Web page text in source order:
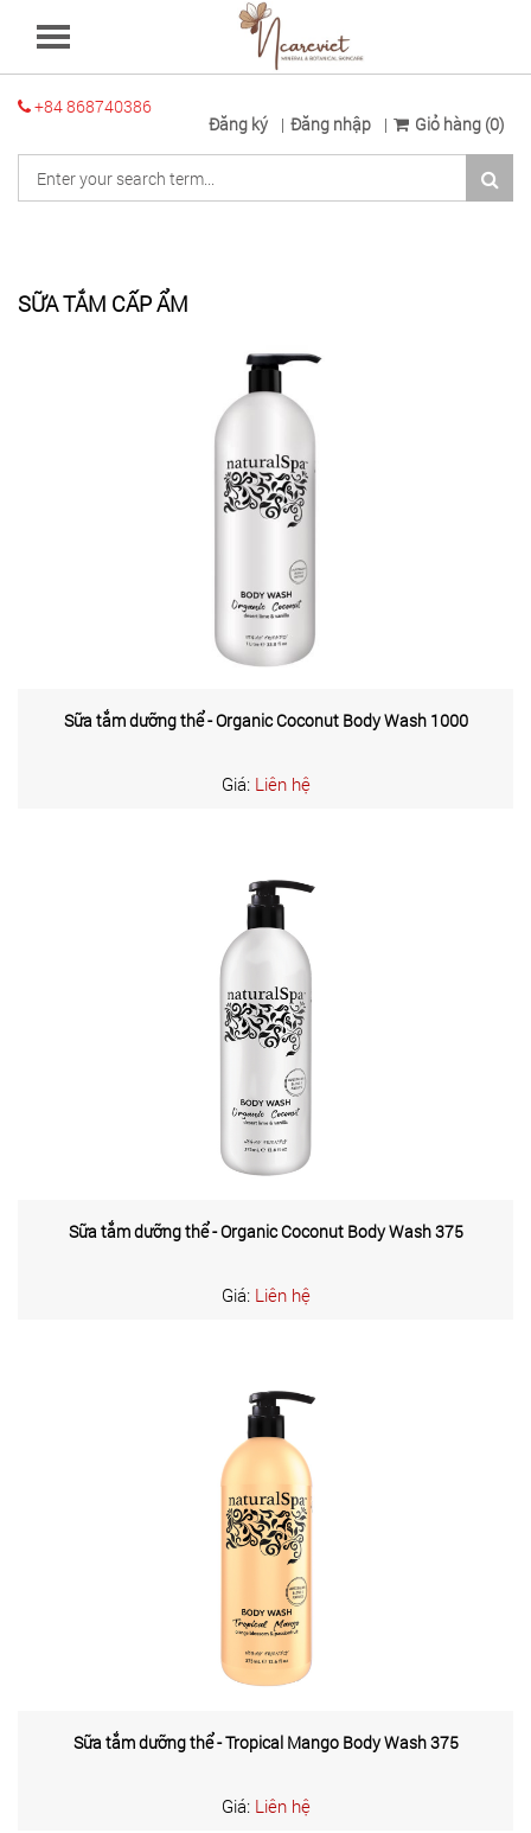
+84 868740386
Đăng ký Đăng nhập Giỏ hàng (0)
SỮA TẮM CẤP ẨM
Sữa tắm dưỡng thể - Organic Coconut Body Wash 1000
Giá: Liên hệ
Sữa tắm dưỡng thể - Organic Coconut Body Wash 375
Giá: Liên hệ
Sữa tắm dưỡng thể - Tropical Mango Body Wash 375
Giá: Liên hệ